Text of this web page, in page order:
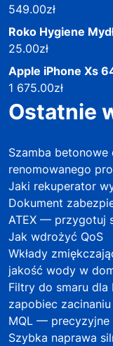
549.00zł
Roko Hygiene
25.00zł
Apple iPhone Xs
1 675.00zł
Ostatnie
Szamba
renomowanego
Jaki rekuperator
Dokument
ATEX — przygotuj
Jak wdrożyć QoS
Wkłady
jakość wody w
Filtry do smaru
zapobiec
MQL — precyzyjne
Szybka naprawa